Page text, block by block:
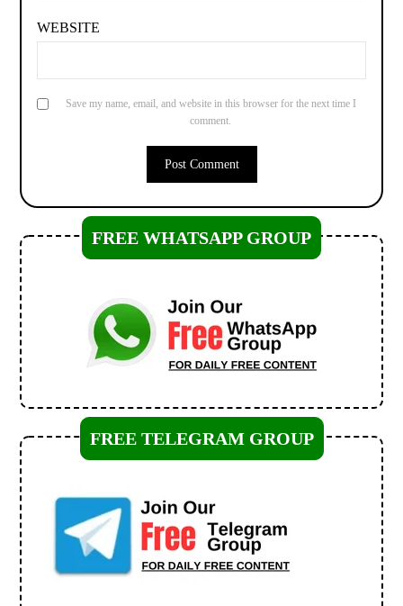
WEBSITE
Save my name, email, and website in this browser for the next time I
comment.
FREE WHATSAPP GROUP
FREE TELEGRAM GROUP